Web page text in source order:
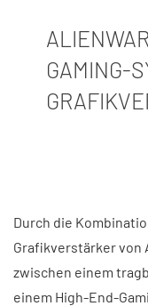
GAMING-
Durch die
Grafikverstärker von
zwischen einem
einem High-End-